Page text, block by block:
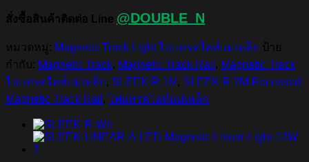
สั่งซื้อสินค้าติดต่อ Line @DOUBLE_N
หมวดหมู่: Magnetic Track Light ไฟแทรคไลท์แม่เหล็ก ป้าย
กำกับ: Magnetic Track, Magnetic Track Rail , Magnetic Track
ไฟแทรคไลท์แม่เหล็ก, SLEEK R 1M , SLEEK R 2M Recessed
Magnetic Track Rail ,ไฟแทรคไลท์แม่เหล็ก